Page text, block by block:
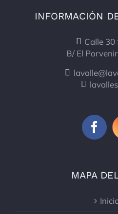
INFORMACIÓN
Calle
B/ El
MAPA